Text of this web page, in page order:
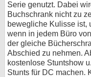
Serie genutzt. Dabei
Buchschrank nicht zu
bewegliche Kulisse ist,
wenn in jedem Büro
der gleiche
Abschied zu nehmen.
kostenlose Stuntshow
Stunts für DC machen.